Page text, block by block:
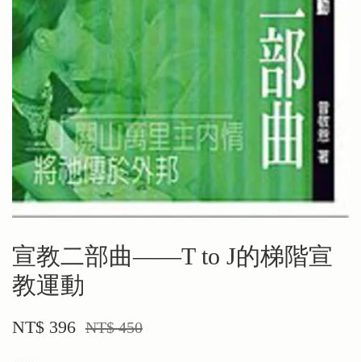
宣教二部曲——T to J的梯階宣
教運動
NT$ 396 NT$ 450